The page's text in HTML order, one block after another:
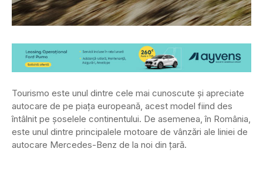
Tourismo este unul dintre cele mai cunoscute și apreciate
autocare de pe piața europeană, acest model fiind des
întâlnit pe șoselele continentului. De asemenea, în România,
este unul dintre principalele motoare de vânzări ale liniei de
autocare Mercedes-Benz de la noi din țară.